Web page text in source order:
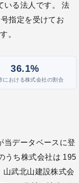
いる法人です。 法
指定を受けてお
。
36.1%
における株式会社の割合
当データベースに登
うち株式会社は 195
武北山建設株式会